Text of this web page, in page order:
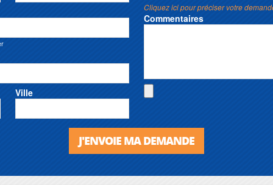
Ville
Cliquez ici pour préciser votre
Commentaires
J'ENVOIE MA DEMANDE